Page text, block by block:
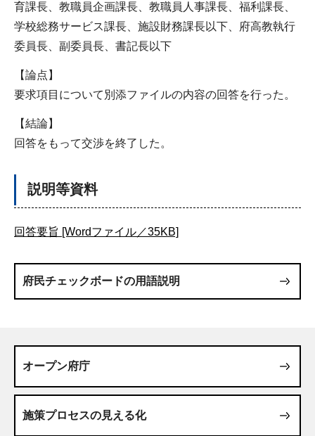
育課長、教職員企画課長、教職員人事課長、福利課長、
学校総務サービス課長、施設財務課長以下、府高教執行
委員長、副委員長、書記長以下
【論点】
要求項目について別添ファイルの内容の回答を行った。
【結論】
回答をもって交渉を終了した。
説明等資料
回答要旨 [Wordファイル／35KB]
府民チェックボードの用語説明
オープン府庁
施策プロセスの見える化